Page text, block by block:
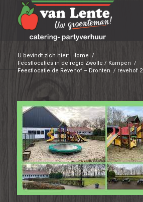
U bevindt zich hier: Home /
Feestlocaties in de regio Zwolle / Kampen /
Feestlocatie de Revehof – Dronten / revehof 2